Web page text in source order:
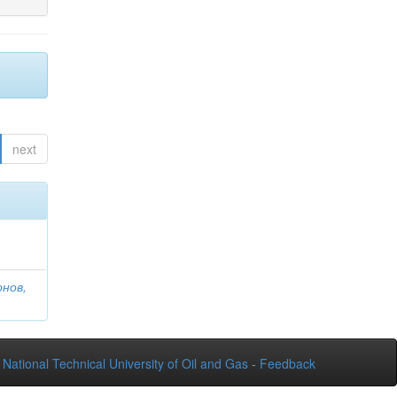
next
Technical University of Oil and Gas- Feedback